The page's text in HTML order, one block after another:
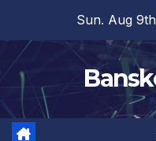
content
Sun. Aug